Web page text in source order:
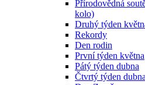
Přírodovědná
kolo)
Druhý týden
Rekordy
Den rodin
První týden května
Pátý týden dubna
Čtvrtý týden dubna